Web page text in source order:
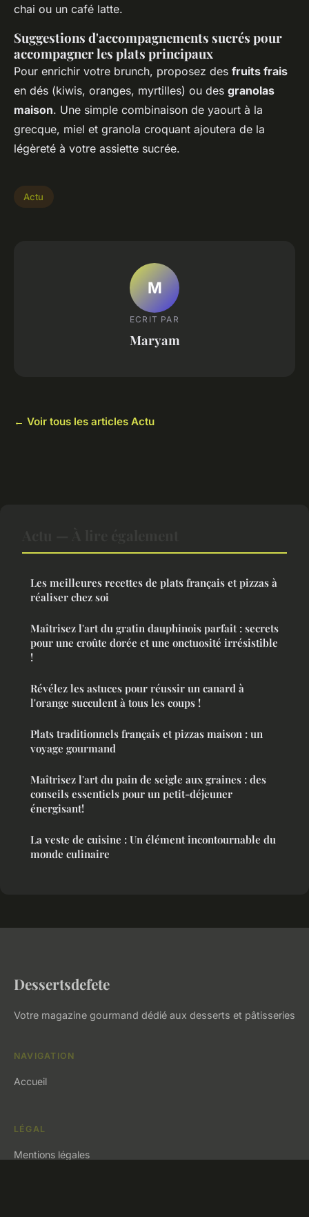
chai ou un café latte.
Suggestions d'accompagnements sucrés pour
accompagner les plats principaux
Pour enrichir votre brunch, proposez des fruits frais
en dés (kiwis, oranges, myrtilles) ou des granolas
maison. Une simple combinaison de yaourt à la
grecque, miel et granola croquant ajoutera de la
légèreté à votre assiette sucrée.
Actu
M
ECRIT PAR
Maryam
← Voir tous les articles Actu
Les meilleures recettes de plats français et pizzas à
réaliser chez soi
Maîtrisez l'art du gratin dauphinois parfait : secrets
pour une croûte dorée et une onctuosité irrésistible
!
Révélez les astuces pour réussir un canard à
l'orange succulent à tous les coups !
Plats traditionnels français et pizzas maison : un
voyage gourmand
Maîtrisez l'art du pain de seigle aux graines : des
conseils essentiels pour un petit-déjeuner
énergisant!
La veste de cuisine : Un élément incontournable du
monde culinaire
Dessertsdefete
Votre magazine gourmand dédié aux desserts et pâtisseries
NAVIGATION
Accueil
LÉGAL
Mentions légales